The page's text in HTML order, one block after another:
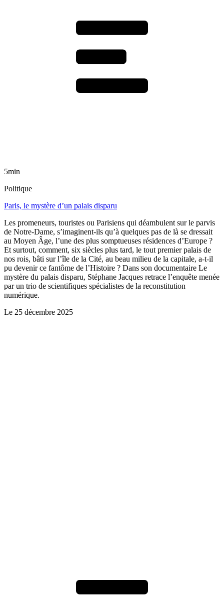
5min
Politique
Paris, le mystère d’un palais disparu
Les promeneurs, touristes ou Parisiens qui déambulent sur le parvis
de Notre-Dame, s’imaginent-ils qu’à quelques pas de là se dressait
au Moyen Âge, l’une des plus somptueuses résidences d’Europe ?
Et surtout, comment, six siècles plus tard, le tout premier palais de
nos rois, bâti sur l’île de la Cité, au beau milieu de la capitale, a-t-il
pu devenir ce fantôme de l’Histoire ? Dans son documentaire Le
mystère du palais disparu, Stéphane Jacques retrace l’enquête menée
par un trio de scientifiques spécialistes de la reconstitution
numérique.
Le 25 décembre 2025